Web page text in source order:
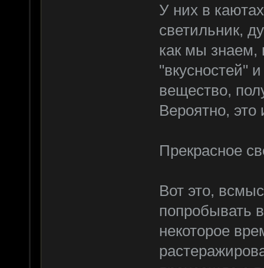
У них в
светильник,
как мы знаем,
"вкусностей"
вещество,
Вероятно, это
Прекрасное
Вот это,
попробывать
некоторое